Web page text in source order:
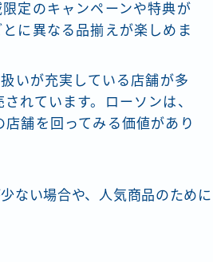
定のキャンペーンや特典が
に異なる品揃えが楽しめま
いが充実している店舗が多
れています。ローソンは、
舗を回ってみる価値があり
ない場合や、人気商品のために